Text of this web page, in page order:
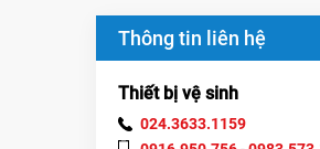
Thông tin liên hệ
Thiết bị vệ sinh
024.3633.1159